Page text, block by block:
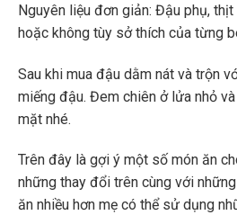
Nguyên liệu đơn giản: Đậu phụ, thịt
hoặc không tùy sở thích của từng
Sau khi mua đậu dằm nát và trộn
miếng đậu. Đem chiên ở lửa nhỏ
mặt nhé.
Trên đây là gợi ý một số món ăn
những thay đổi trên cùng với
ăn nhiều hơn mẹ có thể sử dụng